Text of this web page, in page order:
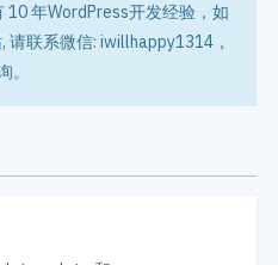
年WordPress开发经验，如
, 请联系微信: iwillhappy1314，